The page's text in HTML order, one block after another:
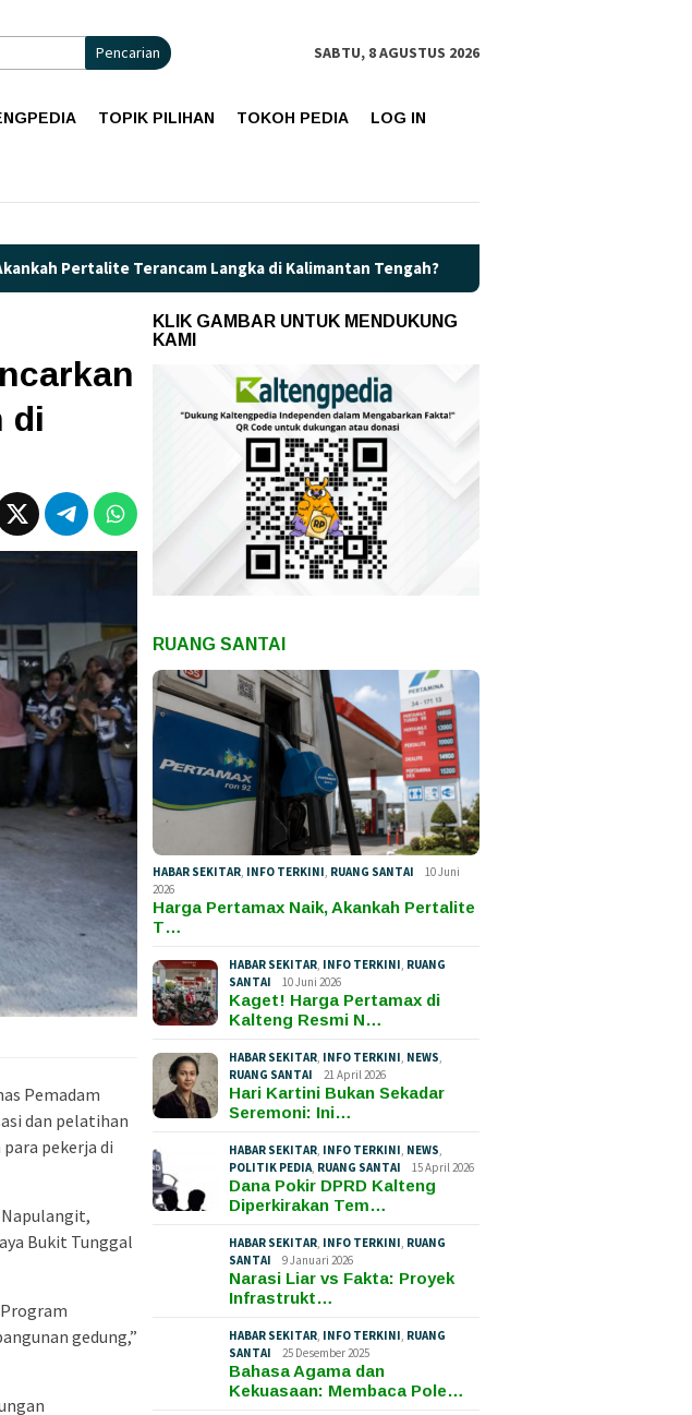
Pencarian SABTU, 8 AGUSTUS 2026
TOPIK PILIHAN TOKOH PEDIA LOG IN
Langka di Kalimantan Tengah? Kaget! Harga Pertamax di Kalteng Resmi
di
Pemadam
dan pelatihan
pekerja di
,
Bukit Tunggal
gedung,”
KLIK GAMBAR UNTUK MENDUKUNG
KAMI
RUANG SANTAI
HABAR SEKITAR INFO TERKINI RUANG SANTAI
10 Juni
2026
Harga Pertamax Naik, Akankah Pertalite
T…
HABAR SEKITAR INFO TERKINI RUANG
SANTAI
10 Juni 2026
Kaget! Harga Pertamax di
Kalteng Resmi N…
HABAR SEKITAR INFO TERKINI NEWS
RUANG SANTAI
21 April 2026
Hari Kartini Bukan Sekadar
Seremoni: Ini…
HABAR SEKITAR INFO TERKINI NEWS
POLITIK PEDIA RUANG SANTAI 15 April 2026
Dana Pokir DPRD Kalteng
Diperkirakan Tem…
HABAR SEKITAR INFO TERKINI RUANG
SANTAI
9 Januari 2026
Narasi Liar vs Fakta: Proyek
Infrastrukt…
HABAR SEKITAR INFO TERKINI RUANG
SANTAI
25 Desember 2025
Bahasa Agama dan
Kekuasaan: Membaca Pole…